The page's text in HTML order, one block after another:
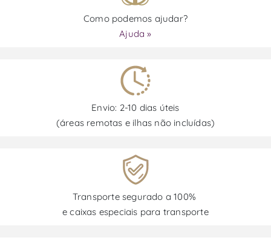
Como podemos ajudar?
Ajuda »
Envio: 2-10 dias úteis
(áreas remotas e ilhas não incluídas)
Transporte segurado a 100%
e caixas especiais para transporte